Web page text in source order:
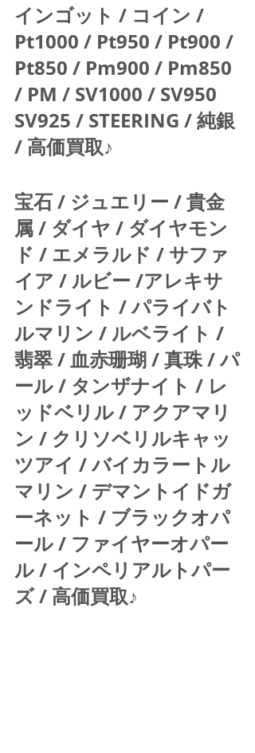
インゴット / コイン /
Pt1000 / Pt950 / Pt900 /
Pt850 / Pm900 / Pm850
/ PM / SV1000 / SV950
SV925 / STEERING / 純銀
/ 高価買取♪
宝石 / ジュエリー / 貴金
属 / ダイヤ / ダイヤモン
ド / エメラルド / サファ
イア / ルビー /アレキサ
ンドライト / パライバト
ルマリン / ルベライト /
翡翠 / 血赤珊瑚 / 真珠 / パ
ール / タンザナイト / レ
ッドベリル / アクアマリ
ン / クリソベリルキャッ
ツアイ / バイカラートル
マリン / デマントイドガ
ーネット / ブラックオパ
ール / ファイヤーオパー
ル / インペリアルトパー
ズ / 高価買取♪